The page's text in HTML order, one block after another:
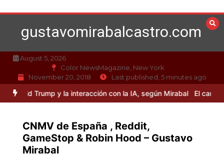
to
contentgustavomirabalcastro.com
August 5, 2026
Color NewsMagazine, New York
November 20, 2018
Last published, 5 minutes ago
sin resolver Curiosidades sobre Donald Trump y la interacción
CNMV de España , Reddit,
GameStop & Robin Hood – Gustavo
Mirabal